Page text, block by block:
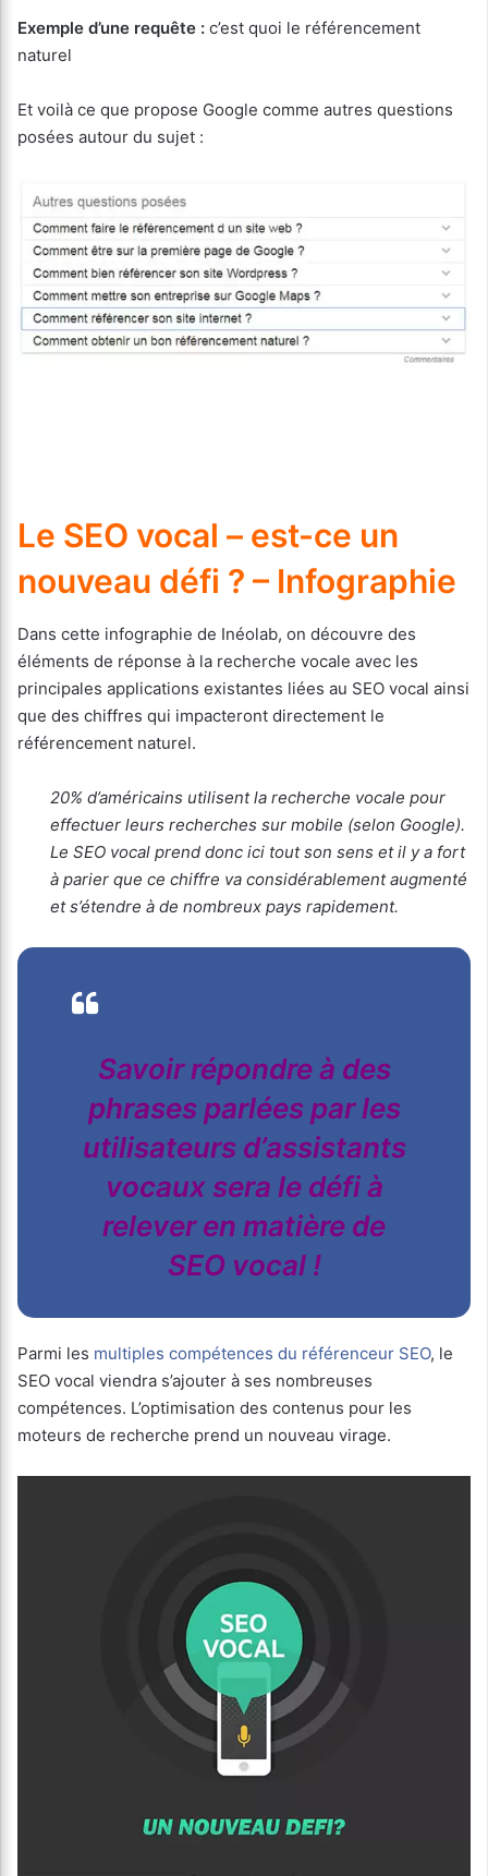
Exemple d’une requête : c’est quoi le référencement
naturel
Et voilà ce que propose Google comme autres questions
posées autour du sujet :
Le SEO vocal – est-ce un
nouveau défi ? – Infographie
Dans cette infographie de Inéolab, on découvre des
éléments de réponse à la recherche vocale avec les
principales applications existantes liées au SEO vocal ainsi
que des chiffres qui impacteront directement le
référencement naturel.
20% d’américains utilisent la recherche vocale pour
effectuer leurs recherches sur mobile (selon Google).
Le SEO vocal prend donc ici tout son sens et il y a fort
à parier que ce chiffre va considérablement augmenté
et s’étendre à de nombreux pays rapidement.
Savoir répondre à des
phrases parlées par les
utilisateurs d’assistants
vocaux sera le défi à
relever en matière de
SEO vocal !
Parmi les multiples compétences du référenceur SEO, le
SEO vocal viendra s’ajouter à ses nombreuses
compétences. L’optimisation des contenus pour les
moteurs de recherche prend un nouveau virage.